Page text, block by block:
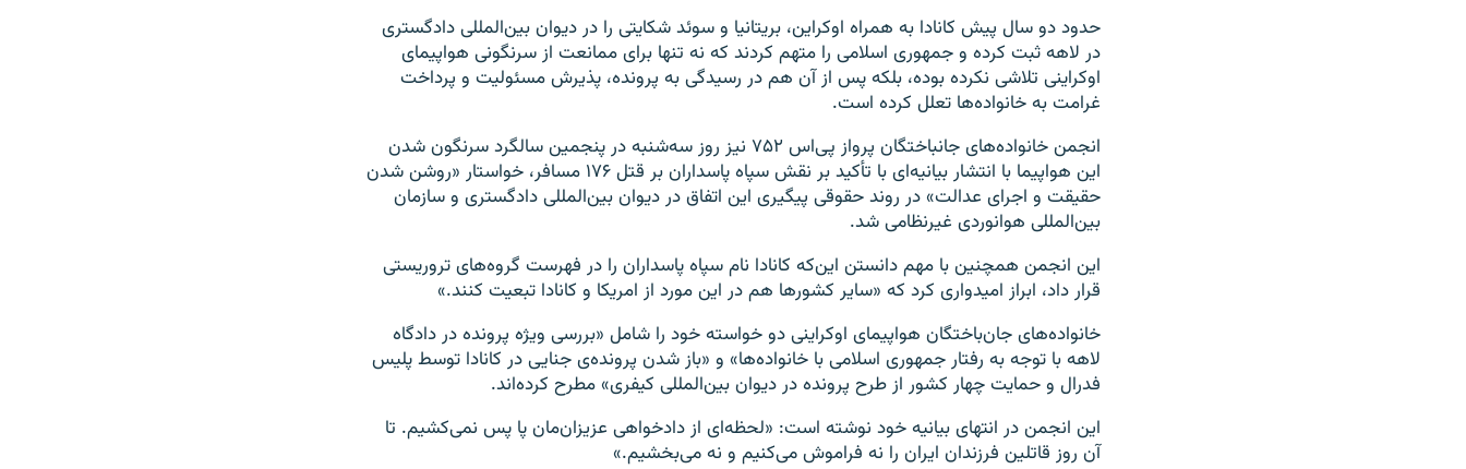
حدود دو سال پیش کانادا به همراه اوکراین، بریتانیا و سوئد شکایتی را در دیوان بین‌المللی دادگستری
در لاهه ثبت کرده و جمهوری اسلامی را متهم کردند که نه تنها برای ممانعت از سرنگونی هواپیمای
اوکراینی تلاشی نکرده بوده، بلکه پس از ‌آن هم در رسیدگی به پرونده، پذیرش مسئولیت و پرداخت
غرامت به خانواده‌ها تعلل کرده است.
انجمن خانواده‌های جانباختگان پرواز پی‌اس ۷۵۲ نیز روز سه‌شنبه در پنجمین سالگرد سرنگون شدن
این هواپیما با انتشار بیانیه‌ای با تأکید بر نقش سپاه پاسداران بر قتل ۱۷۶ مسافر، خواستار «روشن شدن
حقیقت و اجرای عدالت» در روند حقوقی پیگیری این اتفاق در دیوان بین‌المللی دادگستری و سازمان
بین‌المللی هوانوردی غیرنظامی شد.
این انجمن همچنین با مهم دانستن این‌که کانادا نام سپاه پاسداران را در فهرست گروه‌های تروریستی
قرار داد، ابراز امیدواری کرد که «سایر کشورها هم در این مورد از امریکا و کانادا تبعیت کنند.»
خانواده‌های جان‌باختگان هواپیمای اوکراینی دو خواسته خود را شامل «بررسی ویژه پرونده در دادگاه
لاهه با توجه به رفتار جمهوری اسلامی با خانواده‌ها» و «باز شدن پرونده‌ی جنایی در کانادا توسط پلیس
فدرال و حمایت چهار کشور از طرح پرونده در دیوان بین‌المللی کیفری» مطرح کرده‌اند.
این انجمن در انتهای بیانیه خود نوشته است: «لحظه‌ای از دادخواهی عزیزان‌مان پا پس نمی‌کشیم. تا
آن روز قاتلین فرزندان ایران را نه فراموش می‌کنیم و‌ نه می‌بخشیم.»